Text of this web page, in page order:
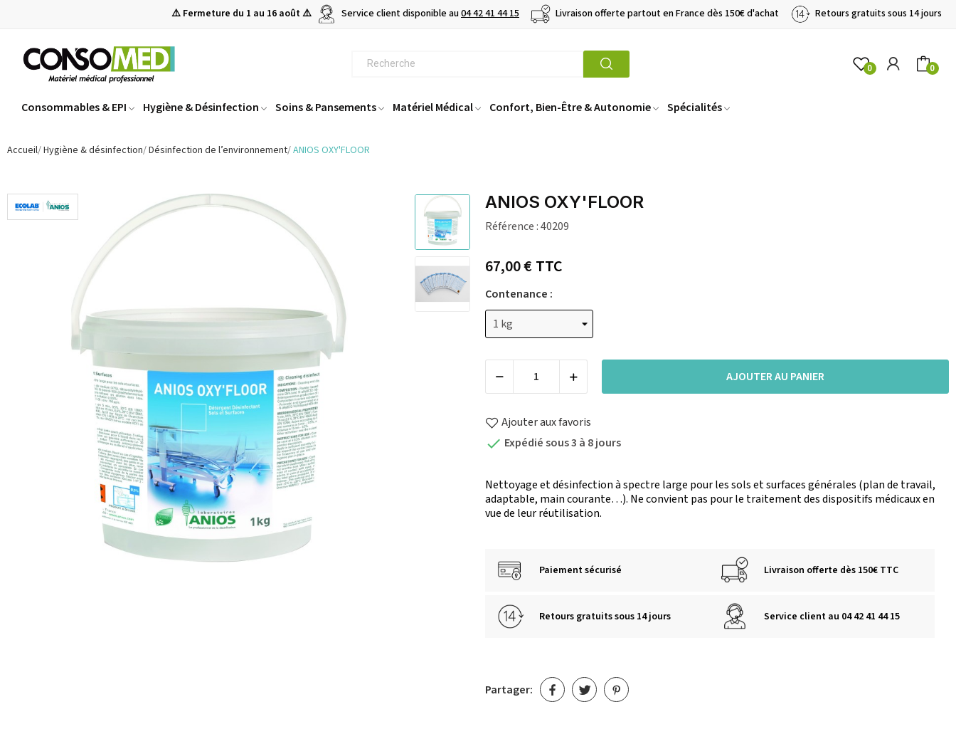
⚠️ Fermeture du 1 au 16 août ⚠️ Service client disponible au04 42 41 44 15 Livraison offerte partout en France dès 150€ d'achat Retours gratuits sous 14 jours
0 0
Consommables & EPI Hygiène & Désinfection Soins & Pansements Matériel Médical Confort, Bien-Être & Autonomie Spécialités
Accueil Hygiène & désinfection Désinfection de l’environnement ANIOS OXY'FLOOR
ANIOS OXY'FLOOR
Référence :40209
67,00 €TTC
Contenance :
AJOUTER AU PANIER
Ajouter aux favoris
 Expédié sous 3 à 8 jours
Nettoyage et désinfection à spectre large pour les sols et surfaces générales (plan de travail,
adaptable, main courante…). Ne convient pas pour le traitement des dispositifs médicaux en
vue de leur réutilisation.
Paiement sécurisé Livraison offerte dès 150€ TTC
Retours gratuits sous 14 jours Service client au 04 42 41 44 15
Partager: